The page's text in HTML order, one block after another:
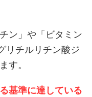
ン」や「ビタミン
リチルリチン酸ジ
す。
基準に達している